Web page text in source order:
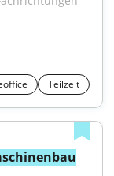
Teilzeit